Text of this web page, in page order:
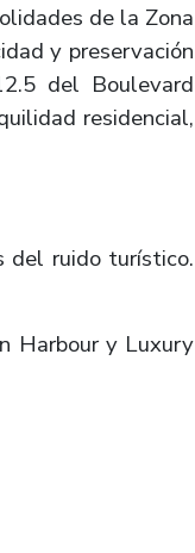
de la Zona
y preservación
del Boulevard
residencial,
del ruido turístico.
Harbour y Luxury